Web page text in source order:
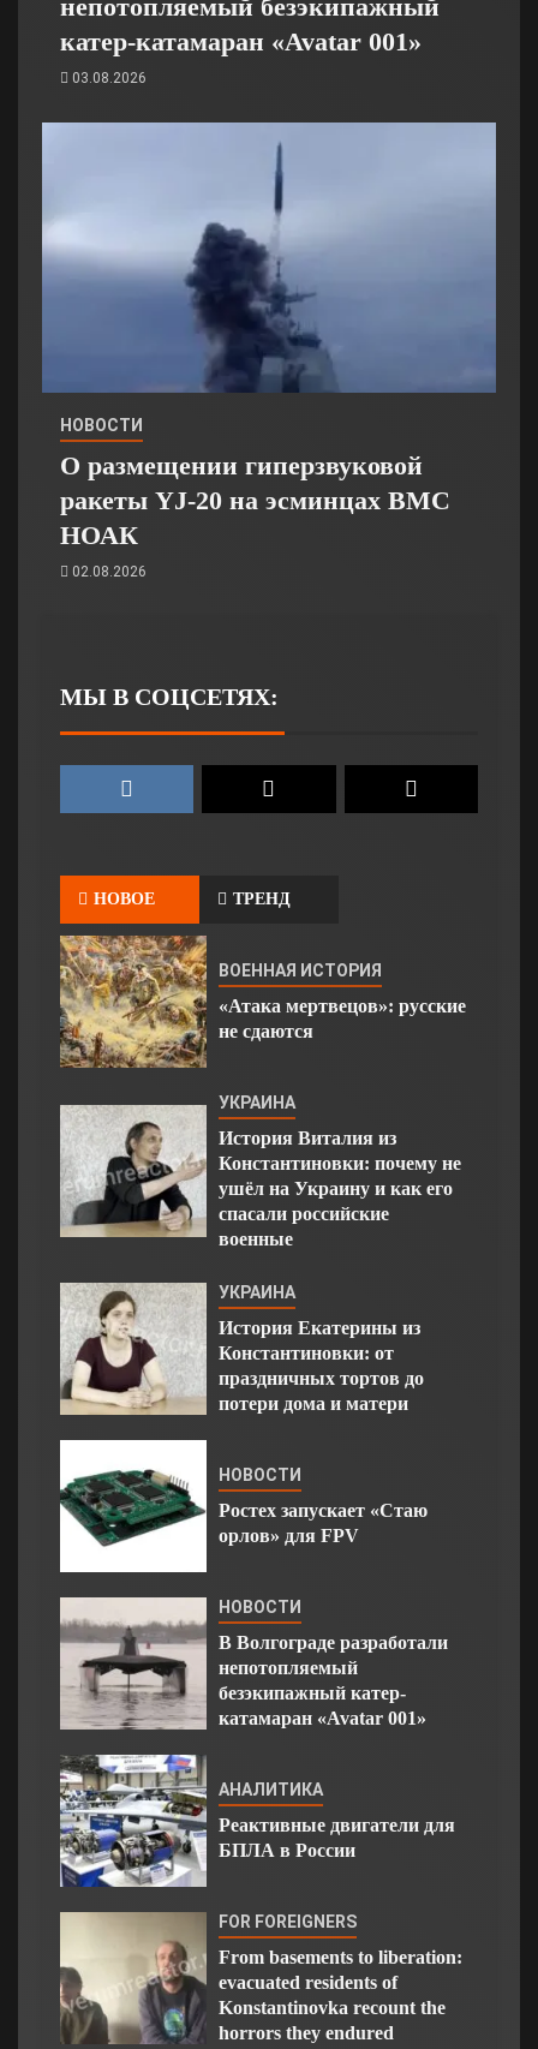
непотопляемый безэкипажный
катер-катамаран «Avatar 001»
03.08.2026
НОВОСТИ
О размещении гиперзвуковой
ракеты YJ-20 на эсминцах ВМС
НОАК
02.08.2026
МЫ В СОЦСЕТЯХ:
НОВОЕ ТРЕНД
ВОЕННАЯ ИСТОРИЯ
«Атака мертвецов»: русские
не сдаются
УКРАИНА
История Виталия из
Константиновки: почему не
ушёл на Украину и как его
спасали российские
военные
УКРАИНА
История Екатерины из
Константиновки: от
праздничных тортов до
потери дома и матери
НОВОСТИ
Ростех запускает «Стаю
орлов» для FPV
НОВОСТИ
В Волгограде разработали
непотопляемый
безэкипажный катер-
катамаран «Avatar 001»
АНАЛИТИКА
Реактивные двигатели для
БПЛА в России
FOR FOREIGNERS
From basements to liberation:
evacuated residents of
Konstantinovka recount the
horrors they endured